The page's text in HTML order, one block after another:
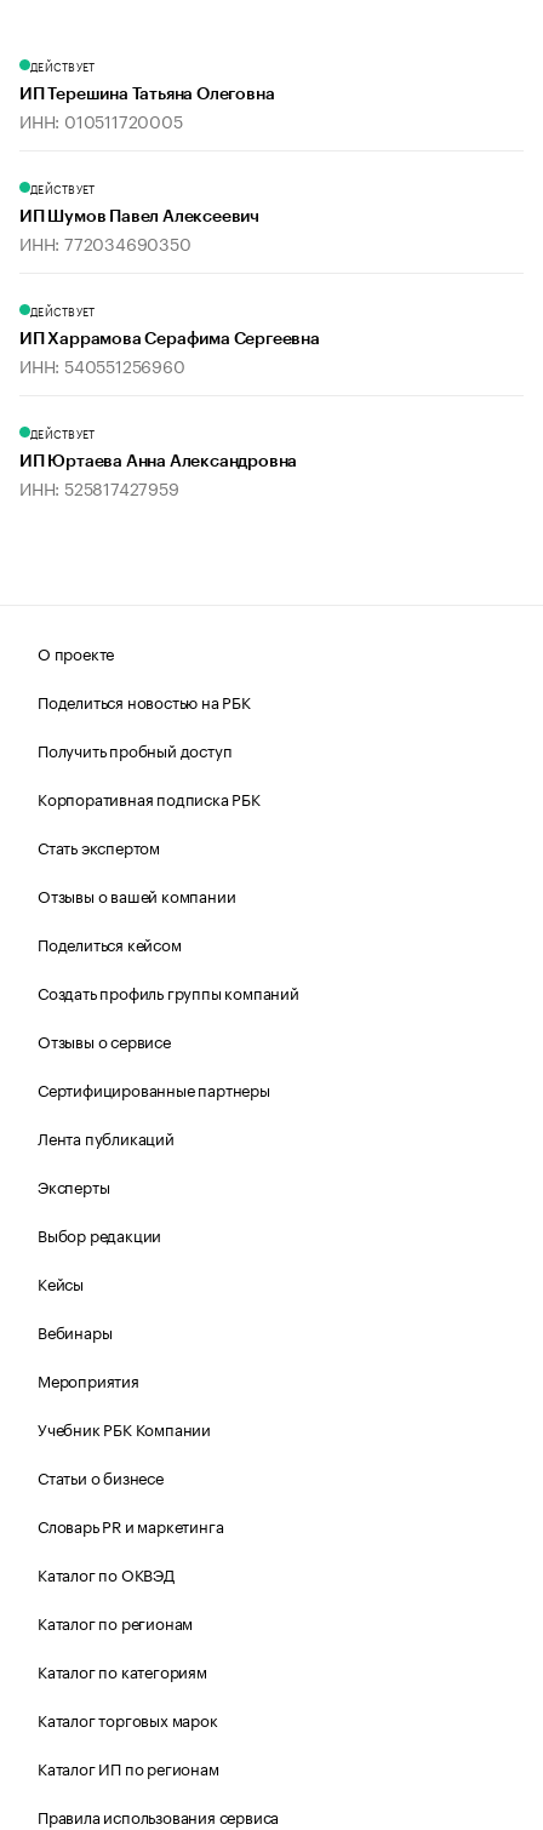
ДЕЙСТВУЕТ
ИП Терешина Татьяна Олеговна
ИНН: 010511720005
ДЕЙСТВУЕТ
ИП Шумов Павел Алексеевич
ИНН: 772034690350
ДЕЙСТВУЕТ
ИП Харрамова Серафима Сергеевна
ИНН: 540551256960
ДЕЙСТВУЕТ
ИП Юртаева Анна Александровна
ИНН: 525817427959
О проекте
Поделиться новостью на РБК
Получить пробный доступ
Корпоративная подписка РБК
Стать экспертом
Отзывы о вашей компании
Поделиться кейсом
Создать профиль группы компаний
Отзывы о сервисе
Сертифицированные партнеры
Лента публикаций
Эксперты
Выбор редакции
Кейсы
Вебинары
Мероприятия
Учебник РБК Компании
Статьи о бизнесе
Словарь PR и маркетинга
Каталог по ОКВЭД
Каталог по регионам
Каталог по категориям
Каталог торговых марок
Каталог ИП по регионам
Правила использования сервиса